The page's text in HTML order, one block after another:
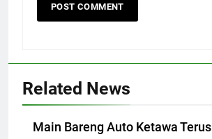
Related News
Main Bareng Auto Ketawa Terus